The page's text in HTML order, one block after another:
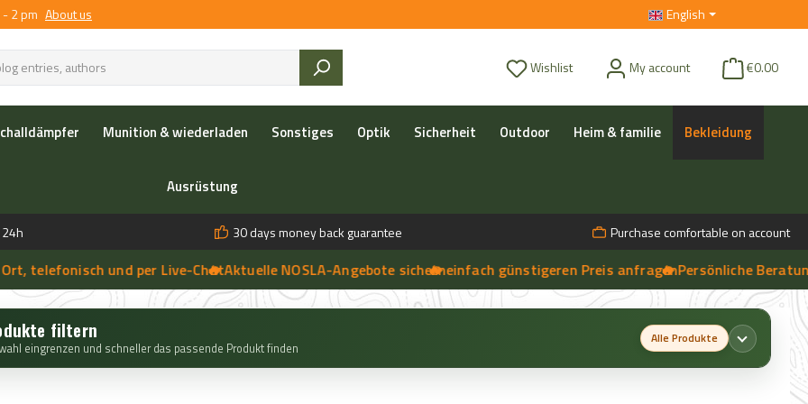
2 pm About us English
WishlistYou have 0 wishlist items
My account €0.00
Munition & wiederladen Sonstiges Optik Sicherheit Outdoor Heim & familie Bekleidung
Ausrüstung
30 days money back guarantee Purchase comfortable on account
und per Live-Chat
➔
🔥 Aktuelle NOSLA-Angebote sichern
➔
🔥 einfach günstigeren Preis anfragen
➔
🔥 Persönliche Beratung
| 🔥 Persönliche Beratung vor Ort, telefonisch und per Live-Chat
filtern
eingrenzen und schneller das passende Produkt finden
Alle Produkte